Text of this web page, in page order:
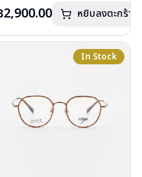
นส์ : Demo Lens
หนัก : 16 กรัม
อุปกรณ์ : กล่องแว่น , ผ้าเช็ดแว่น
รุณาติดต่อเราคลิก
2,900.00 หยิบลงตะกร้า
In Stock